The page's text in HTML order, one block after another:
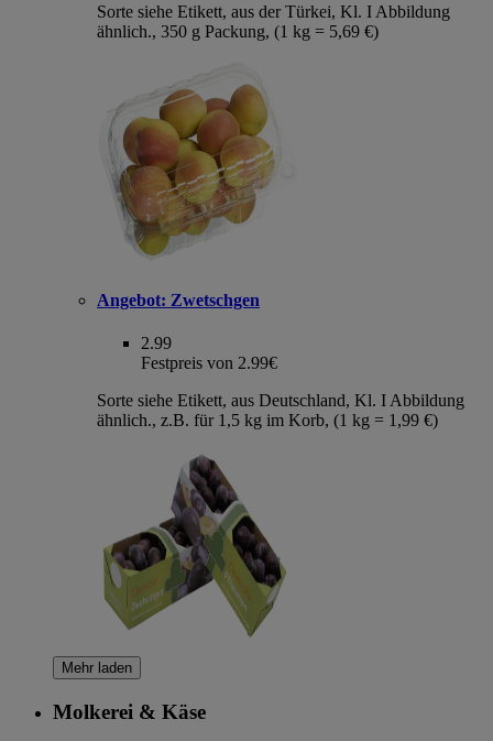
Sorte siehe Etikett, aus der Türkei, Kl. I Abbildung
ähnlich., 350 g Packung, (1 kg = 5,69 €)
Angebot: Zwetschgen
2.99
Festpreis von 2.99€
Sorte siehe Etikett, aus Deutschland, Kl. I Abbildung
ähnlich., z.B. für 1,5 kg im Korb, (1 kg = 1,99 €)
Mehr laden
Molkerei & Käse